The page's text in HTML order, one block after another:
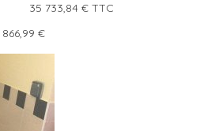
733,84 € TTC
€